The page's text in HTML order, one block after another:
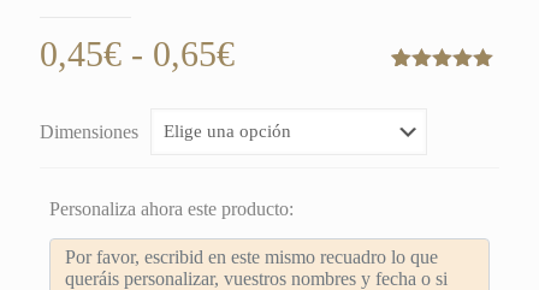
5 en base
0,45€ - 0,65€Rango
precios:
0,45€
hasta
0,65€
Dimensiones
Personaliza ahora este producto: